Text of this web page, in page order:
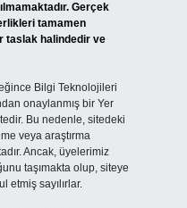
Gerçek
tamamen
taslak halindedir ve
Bilgi Teknolojileri
onaylanmış bir Yer
Bu nedenle, sitedeki
veya araştırma
Ancak, üyelerimiz
taşımakta olup, siteye
etmiş sayılırlar.